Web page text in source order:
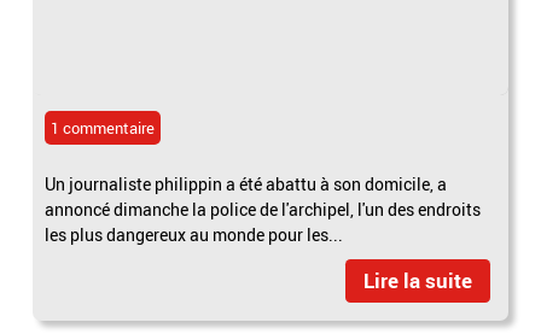
1 commentaire
Un journaliste philippin a été abattu à son domicile, a
annoncé dimanche la police de l'archipel, l'un des endroits
les plus dangereux au monde pour les...
Lire la suite